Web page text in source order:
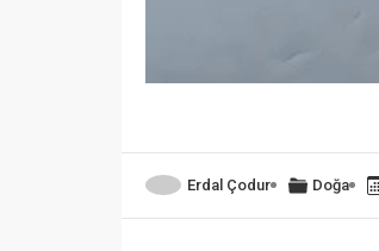
Erdal Çodur Doğa